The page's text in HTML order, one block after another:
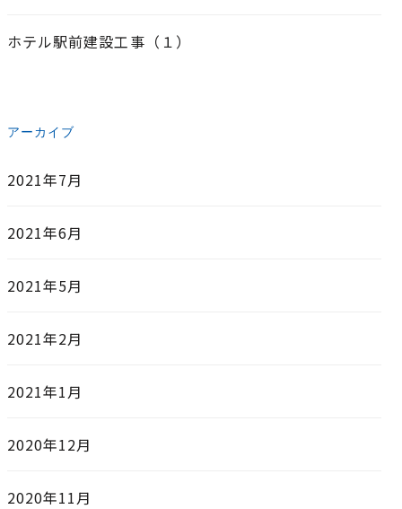
ホテル駅前建設工事（１）
アーカイブ
2021年7月
2021年6月
2021年5月
2021年2月
2021年1月
2020年12月
2020年11月